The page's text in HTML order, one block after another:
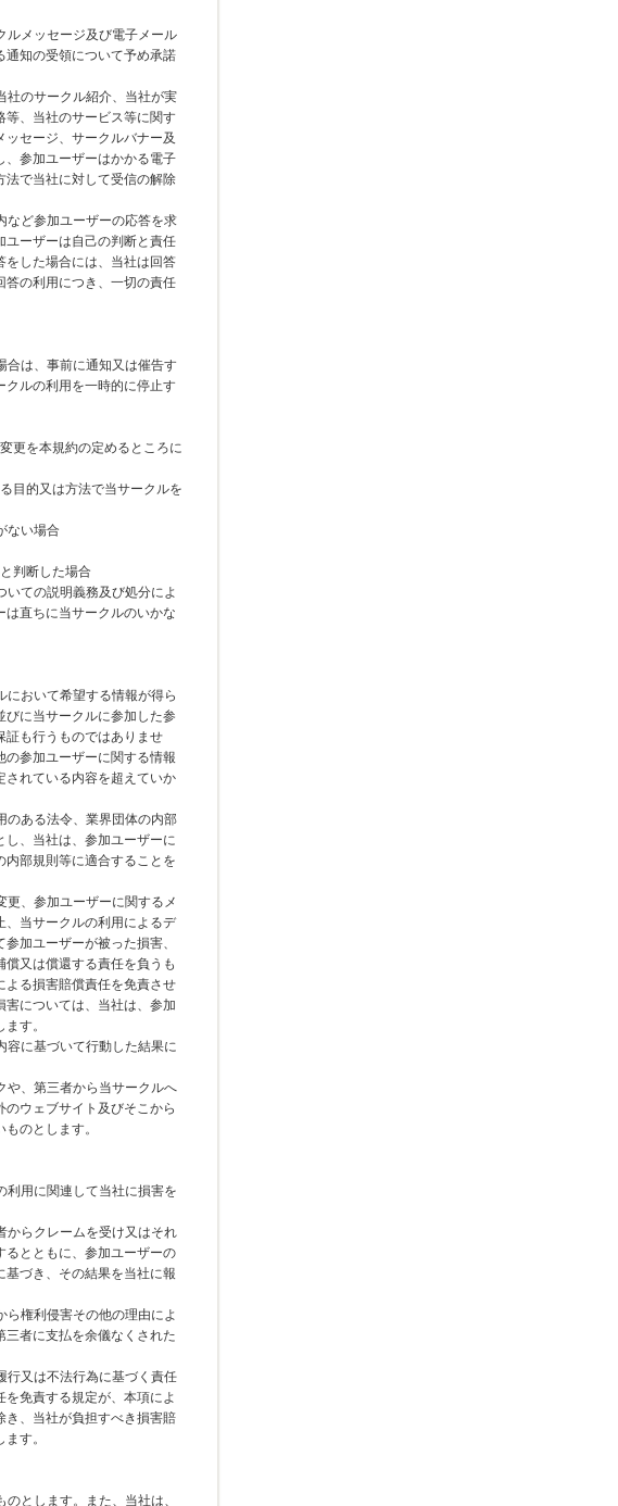
ルメッセージ及び電子メール
通知の受領について予め承諾
社のサークル紹介、当社が実
等、当社のサービス等に関す
セージ、サークルバナー及
、参加ユーザーはかかる電子
法で当社に対して受信の解除
など参加ユーザーの応答を求
ユーザーは自己の判断と責任
をした場合には、当社は回答
答の利用につき、一切の責任
合は、事前に通知又は催告す
クルの利用を一時的に停止す
更を本規約の定めるところに
目的又は方法で当サークルを
ない場合
判断した場合
ての説明義務及び処分によ
は直ちに当サークルのいかな
において希望する情報が得ら
に当サークルに参加した参
証も行うものではありませ
参加ユーザーに関する情報
されている内容を超えていか
のある法令、業界団体の内部
、当社は、参加ユーザーに
部規則等に適合することを
、参加ユーザーに関するメ
、当サークルの利用によるデ
加ユーザーが被った損害、
又は償還する責任を負うも
よる損害賠償責任を免責させ
については、当社は、参加
す。
容に基づいて行動した結果に
や、第三者から当サークルへ
ウェブサイト及びそこから
のとします。
利用に関連して当社に損害を
からクレームを受け又はそれ
るとともに、参加ユーザーの
づき、その結果を当社に報
権利侵害その他の理由によ
三者に支払を余儀なくされた
行又は不法行為に基づく責任
免責する規定が、本項によ
き、当社が負担すべき損害賠
す。
とします。また、当社は、